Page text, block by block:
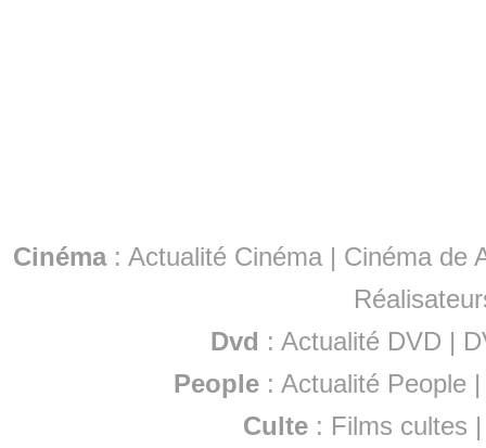
Cinéma: Actualité Cinéma | Cinéma de
Dvd : Actualité DVD |
People :Actualité People
Culte : Films cultes